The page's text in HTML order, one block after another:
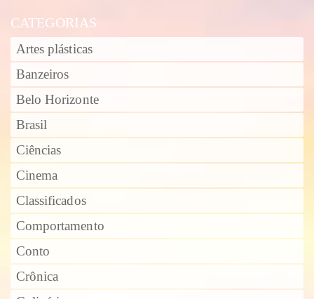
CATEGORIAS
Artes plásticas
Banzeiros
Belo Horizonte
Brasil
Ciências
Cinema
Classificados
Comportamento
Conto
Crônica